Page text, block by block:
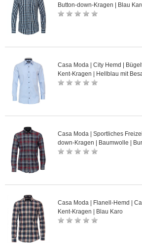
Button-down-Kragen | Blau
Casa Moda | City Hemd |
Kent-Kragen | Hellblau mit
Casa Moda | Sportliches
down-Kragen | Baumwolle |
Casa Moda | Flanell-Hemd |
Kent-Kragen | Blau Karo